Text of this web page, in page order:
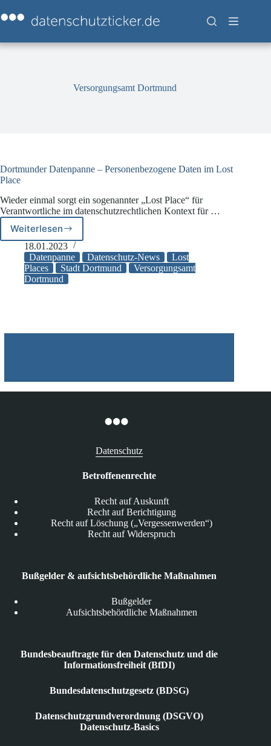
Inhalt
springen
Versorgungsamt Dortmund
Dortmunder Datenpanne – Personenbezogene Daten im Lost
Place
Wieder einmal sorgt ein sogenannter „Lost Place“ für
Verantwortliche im datenschutzrechtlichen Kontext für …
WeiterlesenDortmunder
Datenpanne
–
Personenbezogene
Daten
18.01.2023
Datenpanne
Datenschutz-News
Lost
Places
Stadt Dortmund
Versorgungsamt
Dortmund
Datenschutz
Betroffenenrechte
Recht auf Auskunft
Recht auf Berichtigung
Recht auf Löschung („Vergessenwerden“)
Recht auf Widerspruch
Bußgelder & aufsichtsbehördliche Maßnahmen
Bußgelder
Aufsichtsbehördliche Maßnahmen
Bundesbeauftragte für den Datenschutz und die
Informationsfreiheit (BfDI)
Bundesdatenschutzgesetz (BDSG)
Datenschutzgrundverordnung (DSGVO)
Datenschutz-Basics